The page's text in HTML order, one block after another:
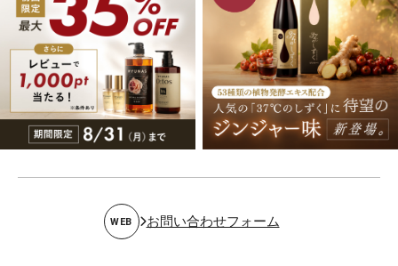
WEB お問い合わせフォーム